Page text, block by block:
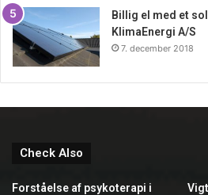
Billig el med et
KlimaEnergi A/S
7. december 2018
Check Also
Forståelse af psykoterapi i